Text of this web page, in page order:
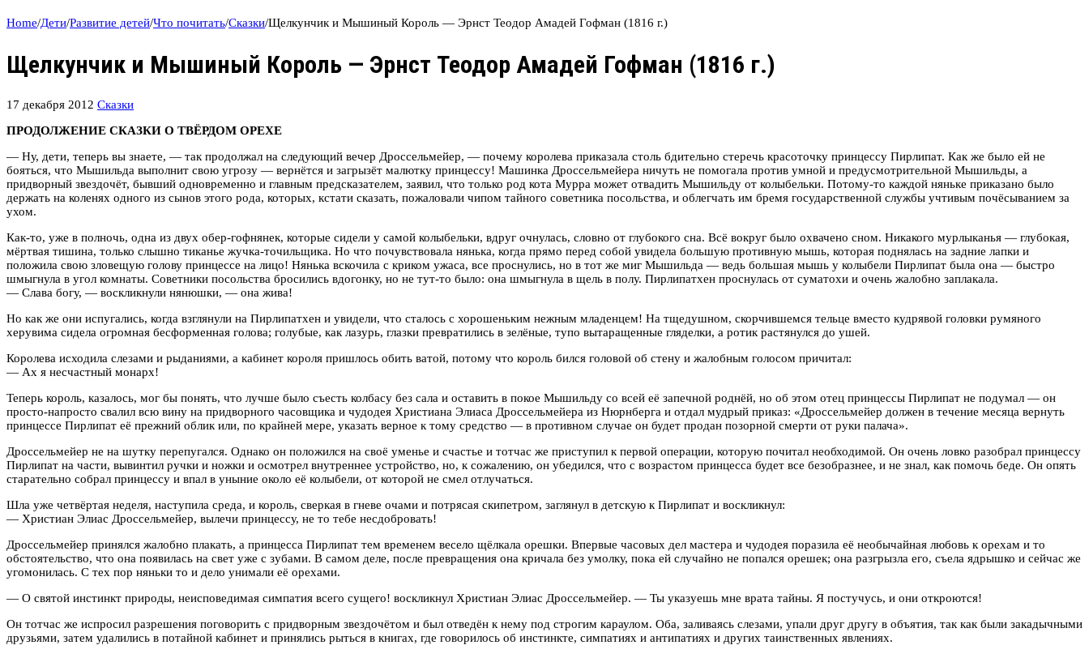
Home/Дети/Развитие детей/Что почитать/Сказки/Щелкунчик и Мышиный Король — Эрнст Теодор Амадей Гофман (1816 г.)
Щелкунчик и Мышиный Король — Эрнст Теодор Амадей Гофман (1816 г.)
17 декабря 2012 Сказки
ПРОДОЛЖЕНИЕ СКАЗКИ О ТВЁРДОМ ОРЕХЕ
— Ну, дети, теперь вы знаете, — так продолжал на следующий вечер Дроссельмейер, — почему королева приказала столь бдительно стеречь красоточку принцессу Пирлипат. Как же было ей не
бояться, что Мышильда выполнит свою угрозу — вернётся и загрызёт малютку принцессу! Машинка Дроссельмейера ничуть не помогала против умной и предусмотрительной Мышильды, а
придворный звездочёт, бывший одновременно и главным предсказателем, заявил, что только род кота Мурра может отвадить Мышильду от колыбельки. Потому-то каждой няньке приказано было
держать на коленях одного из сынов этого рода, которых, кстати сказать, пожаловали чипом тайного советника посольства, и облегчать им бремя государственной службы учтивым почёсыванием за
ухом.
Как-то, уже в полночь, одна из двух обер-гофнянек, которые сидели у самой колыбельки, вдруг очнулась, словно от глубокого сна. Всё вокруг было охвачено сном. Никакого мурлыканья — глубокая,
мёртвая тишина, только слышно тиканье жучка-точильщика. Но что почувствовала нянька, когда прямо перед собой увидела большую противную мышь, которая поднялась на задние лапки и
положила свою зловещую голову принцессе на лицо! Нянька вскочила с криком ужаса, все проснулись, но в тот же миг Мышильда — ведь большая мышь у колыбели Пирлипат была она — быстро
шмыгнула в угол комнаты. Советники посольства бросились вдогонку, но не тут-то было: она шмыгнула в щель в полу. Пирлипатхен проснулась от суматохи и очень жалобно заплакала.
— Слава богу, — воскликнули нянюшки, — она жива!
Но как же они испугались, когда взглянули на Пирлипатхен и увидели, что сталось с хорошеньким нежным младенцем! На тщедушном, скорчившемся тельце вместо кудрявой головки румяного
херувима сидела огромная бесформенная голова; голубые, как лазурь, глазки превратились в зелёные, тупо вытаращенные гляделки, а ротик растянулся до ушей.
Королева исходила слезами и рыданиями, а кабинет короля пришлось обить ватой, потому что король бился головой об стену и жалобным голосом причитал:
— Ах я несчастный монарх!
Теперь король, казалось, мог бы понять, что лучше было съесть колбасу без сала и оставить в покое Мышильду со всей её запечной роднёй, но об этом отец принцессы Пирлипат не подумал — он
просто-напросто свалил всю вину на придворного часовщика и чудодея Христиана Элиаса Дроссельмейера из Нюрнберга и отдал мудрый приказ: «Дроссельмейер должен в течение месяца вернуть
принцессе Пирлипат её прежний облик или, по крайней мере, указать верное к тому средство — в противном случае он будет продан позорной смерти от руки палача».
Дроссельмейер не на шутку перепугался. Однако он положился на своё уменье и счастье и тотчас же приступил к первой операции, которую почитал необходимой. Он очень ловко разобрал принцессу
Пирлипат на части, вывинтил ручки и ножки и осмотрел внутреннее устройство, но, к сожалению, он убедился, что с возрастом принцесса будет все безобразнее, и не знал, как помочь беде. Он опять
старательно собрал принцессу и впал в уныние около её колыбели, от которой не смел отлучаться.
Шла уже четвёртая неделя, наступила среда, и король, сверкая в гневе очами и потрясая скипетром, заглянул в детскую к Пирлипат и воскликнул:
— Христиан Элиас Дроссельмейер, вылечи принцессу, не то тебе несдобровать!
Дроссельмейер принялся жалобно плакать, а принцесса Пирлипат тем временем весело щёлкала орешки. Впервые часовых дел мастера и чудодея поразила её необычайная любовь к орехам и то
обстоятельство, что она появилась на свет уже с зубами. В самом деле, после превращения она кричала без умолку, пока ей случайно не попался орешек; она разгрызла его, съела ядрышко и сейчас же
угомонилась. С тех пор няньки то и дело унимали её орехами.
— О святой инстинкт природы, неисповедимая симпатия всего сущего! воскликнул Христиан Элиас Дроссельмейер. — Ты указуешь мне врата тайны. Я постучусь, и они откроются!
Он тотчас же испросил разрешения поговорить с придворным звездочётом и был отведён к нему под строгим караулом. Оба, заливаясь слезами, упали друг другу в объятия, так как были закадычными
друзьями, затем удалились в потайной кабинет и принялись рыться в книгах, где говорилось об инстинкте, симпатиях и антипатиях и других таинственных явлениях.